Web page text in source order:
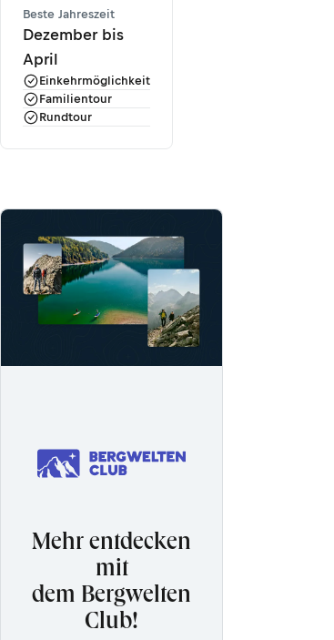
Beste Jahreszeit
Dezember bis
April
Einkehrmöglichkeit
Familientour
Rundtour
Mehr entdecken
mit
dem Bergwelten
Club!